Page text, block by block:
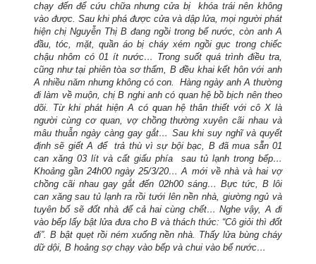
chạy đến để cứu chữa nhưng cửa bị
khóa trái nên không
vào được. Sau khi phá được cửa và dập lửa, mọi người phát
hiện chị Nguyễn Thị B đang ngồi trong bể nước, còn anh A
đầu, tóc, mặt, quần áo bị cháy xém ngồi gục trong chiếc
chậu nhôm có 01 ít nước… Trong suốt quá trình điều tra,
cũng như tại phiên tòa sơ thẩm, B đều khai kết hôn với anh
A nhiều năm nhưng không có con.
Hàng ngày anh A thường
đi làm về muộn, chị B nghi anh có quan hệ bồ bịch nên theo
dõi. Từ khi phát hiện A có quan hệ thân thiết với cô X là
người cùng cơ quan, vợ chồng thường xuyên cãi nhau và
mâu thuẫn ngày càng gay gắt… Sau khi suy nghĩ và quyết
định sẽ giết A để
trả thù vì sự bội bạc, B đã mua sẵn 01
can xăng 03 lít và cất giấu phía
sau tủ lạnh trong bếp…
Khoảng gần 24h00 ngày 25/3/20… A mới về nhà và hai vợ
chồng cãi nhau gay gắt đến 02h00 sáng… Bực tức, B lôi
can xăng sau tủ lạnh ra rồi tưới lên nền nhà, giường ngủ và
tuyênbố sẽ đốt nhà để cả hai cùng chết… Nghe vậy, A đi
vào bếp lấy bật lửa đưa cho B và thách thức: “Cô giỏi thì đốt
đi”. B bật quẹt rồi némxuống nền nhà. Thấy lửa bùng cháy
dữ dội, B hoảng sợ chạy vào bếp và chui vào bể nước…